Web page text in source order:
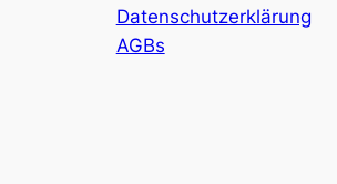
Datenschutzerklärung
AGBs